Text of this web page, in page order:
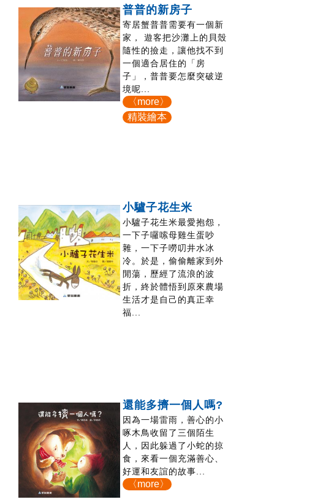
普普的新房子
寄居蟹普普需要有一個新
家， 遊客把沙灘上的貝殼
隨性的撿走，讓他找不到
一個適合居住的「房
子」，普普要怎麼突破逆
境呢...
〈more〉
精裝繪本
小驢子花生米
小驢子花生米最愛抱怨，
一下子囉嗦母雞生蛋吵
雜，一下子嘮叨井水冰
冷。於是，偷偷離家到外
閒蕩，歷經了流浪的波
折，終於體悟到原來農場
生活才是自己的真正幸
福...
還能多擠一個人嗎?
因為一場雷雨，善心的小
啄木鳥收留了三個陌生
人，因此躲過了小蛇的掠
食，來看一個充滿善心、
好運和友誼的故事...
〈more〉